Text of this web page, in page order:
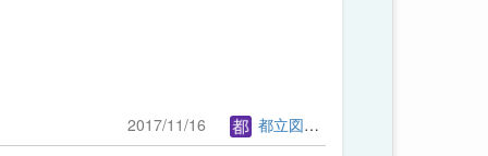
2017/11/16 都立図書館管理者